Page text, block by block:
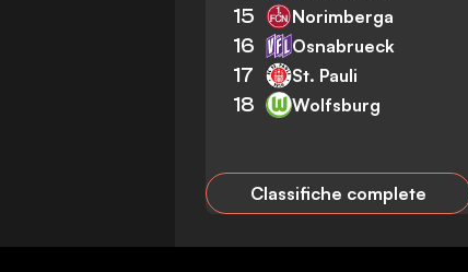
15 Norimberga
16 Osnabrueck
17 St. Pauli
18 Wolfsburg
Classifiche complete